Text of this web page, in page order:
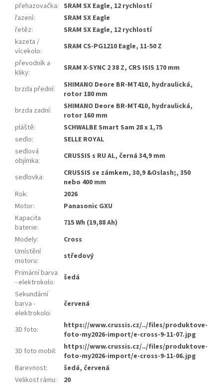
přehazovačka: SRAM SX Eagle, 12 rychlostí
řazení:
SRAM SX Eagle
řetěz:
SRAM SX Eagle, 12 rychlostí
kazeta /
vícekolo:
SRAM CS-PG1210 Eagle, 11-50 Z
převodník a
kliky: SRAM X-SYNC 2 38 Z, CRS ISIS 170 mm
brzda přední:
SHIMANO Deore BR-MT410, hydraulická,
rotor 180 mm
brzda zadní:
SHIMANO Deore BR-MT410, hydraulická,
rotor 160 mm
pláště:
SCHWALBE Smart Sam 28 x 1,75
sedlo:
SELLE ROYAL
sedlová
objímka: CRUSSIS s RU AL, černá 34,9 mm
sedlovka:
CRUSSIS se zámkem, 30,9 &Oslash;, 350
nebo 400 mm
Rok:
2026
Motor:
Panasonic GXU
Kapacita
baterie:
715 Wh (19,88 Ah)
Modely:
Cross
Umístění
motoru:
středový
Primární barva
- elektrokolo:
šedá
Sekundární
barva -
elektrokolo:
červená
3D foto:
https://www.crussis.cz/../files/produktove-
foto-my2026-import/e-cross-9-11-07.jpg
3D foto mobil:
https://www.crussis.cz/../files/produktove-
foto-my2026-import/e-cross-9-11-06.jpg
Barevnost:
šedá, červená
Velikost rámu: 20